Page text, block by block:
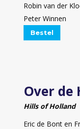
Robin van der
Peter Winnen
Bestel
Over de
Hills of Holland
Eric de Bont en